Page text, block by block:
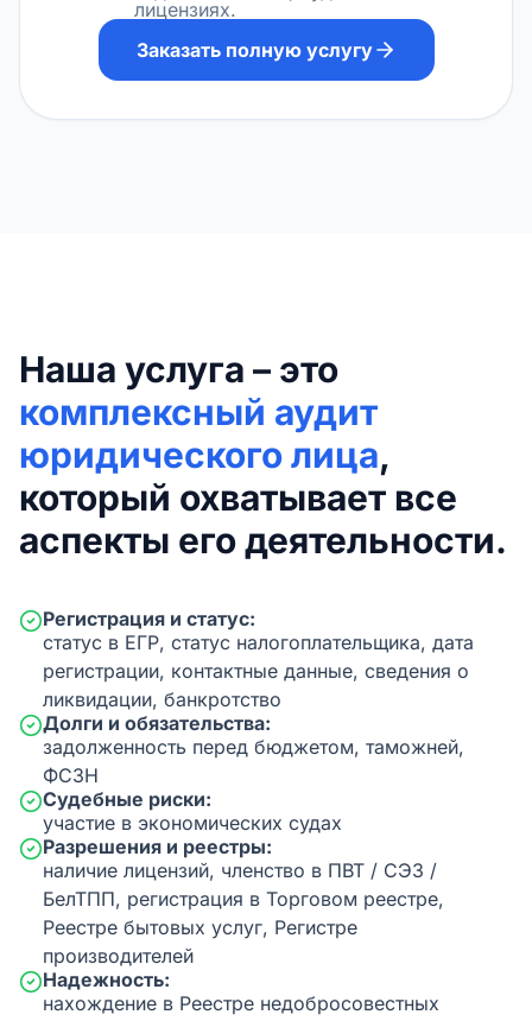
лицензиях.
Заказать полную услугу
Наша услуга – это
комплексный аудит
юридического лица,
который охватывает все
аспекты его деятельности.
Регистрация и статус:
статус в ЕГР, статус налогоплательщика, дата
регистрации, контактные данные, сведения о
ликвидации, банкротство
Долги и обязательства:
задолженность перед бюджетом, таможней,
ФСЗН
Судебные риски:
участие в экономических судах
Разрешения и реестры:
наличие лицензий, членство в ПВТ / СЭЗ /
БелТПП, регистрация в Торговом реестре,
Реестре бытовых услуг, Регистре
производителей
Надежность:
нахождение в Реестре недобросовестных